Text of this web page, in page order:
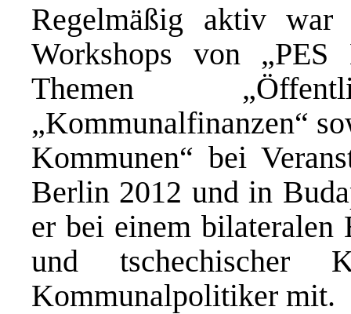
Regelmäßig aktiv
Workshops von
Themen
„Kommunalfinanzen“
Kommunen“ bei
Berlin 2012 und in
er bei einem bilateralen
und tschechischer
Kommunalpolitiker mit.